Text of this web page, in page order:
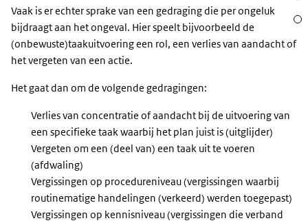
Vaak is er echter sprake van een gedraging die per ongeluk
bijdraagt aan het ongeval. Hier speelt bijvoorbeeld de
(onbewuste)taakuitvoering een rol, een verlies van aandacht of
het vergeten van een actie.
Het gaat dan om de volgende gedragingen:
Verlies van concentratie of aandacht bij de uitvoering van
een specifieke taak waarbij het plan juist is (uitglijder)
Vergeten om een (deel van) een taak uit te voeren
(afdwaling)
Vergissingen op procedureniveau (vergissingen waarbij
routinematige handelingen (verkeerd) werden toegepast)
Vergissingen op kennisniveau (vergissingen die verband